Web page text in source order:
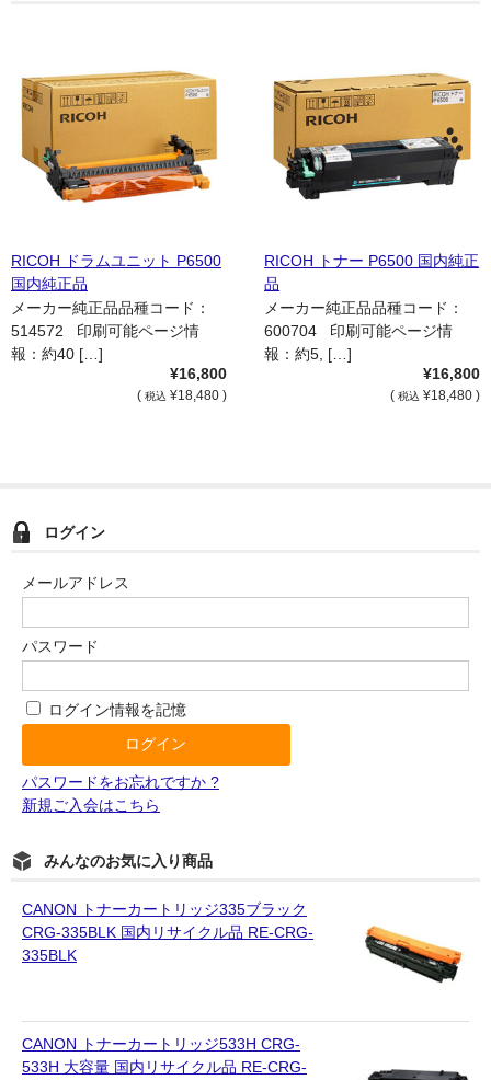
RICOH ドラムユニット P6500
国内純正品
メーカー純正品品種コード：
514572 印刷可能ページ情
報：約40 […]
¥16,800
( 税込 ¥18,480 )
RICOH トナー P6500 国内純正
品
メーカー純正品品種コード：
600704 印刷可能ページ情
報：約5, […]
¥16,800
( 税込 ¥18,480 )
ログイン
メールアドレス
パスワード
ログイン情報を記憶
パスワードをお忘れですか ?
新規ご入会はこちら
みんなのお気に入り商品
CANON トナーカートリッジ335ブラック
CRG-335BLK 国内リサイクル品 RE-CRG-
335BLK
CANON トナーカートリッジ533H CRG-
533H 大容量 国内リサイクル品 RE-CRG-